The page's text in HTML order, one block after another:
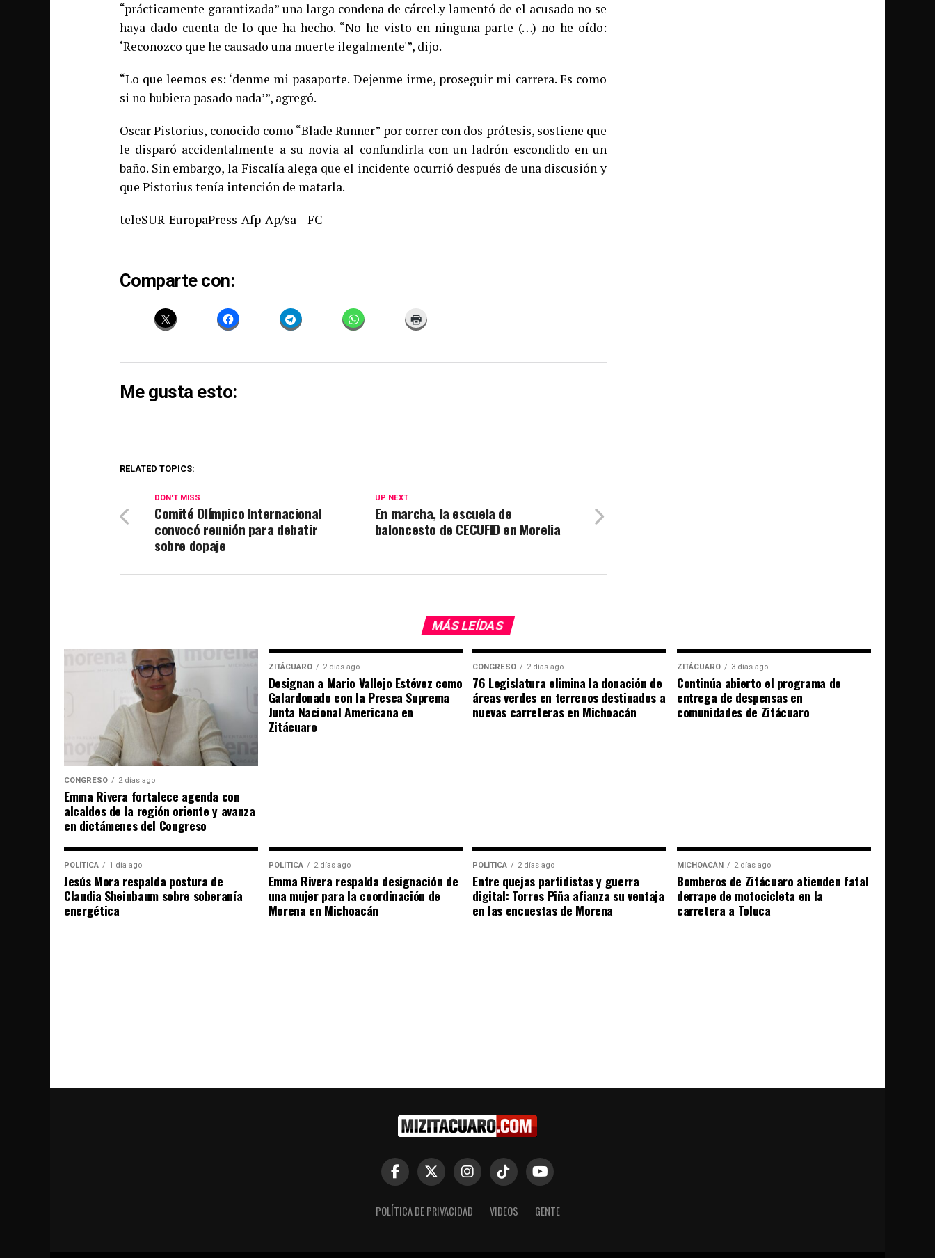
“prácticamente garantizada” una larga condena de cárcel.y lamentó de el acusado no se
haya dado cuenta de lo que ha hecho. “No he visto en ninguna parte (…) no he oído:
‘Reconozco que he causado una muerte ilegalmente'”, dijo.
“Lo que leemos es: ‘denme mi pasaporte. Dejenme irme, proseguir mi carrera. Es como
si no hubiera pasado nada’”, agregó.
Oscar Pistorius, conocido como “Blade Runner” por correr con dos prótesis, sostiene que
le disparó accidentalmente a su novia al confundirla con un ladrón escondido en un
baño. Sin embargo, la Fiscalía alega que el incidente ocurrió después de una discusión y
que Pistorius tenía intención de matarla.
teleSUR-EuropaPress-Afp-Ap/sa – FC
Comparte con:
Me gusta esto:
RELATED TOPICS:
UP NEXT
En marcha, la escuela de
baloncesto de CECUFID en Morelia
DON'T MISS
Comité Olímpico Internacional
convocó reunión para debatir
sobre dopaje
MÁS LEÍDAS
CONGRESO 2 días ago
Emma Rivera fortalece agenda con
alcaldes de la región oriente y avanza
en dictámenes del Congreso
ZITÁCUARO 2 días ago
Designan a Mario Vallejo Estévez como
Galardonado con la Presea Suprema
Junta Nacional Americana en
Zitácuaro
CONGRESO 2 días ago
76 Legislatura elimina la donación de
áreas verdes en terrenos destinados a
nuevas carreteras en Michoacán
ZITÁCUARO 3 días ago
Continúa abierto el programa de
entrega de despensas en
comunidades de Zitácuaro
POLÍTICA 1 día ago
Jesús Mora respalda postura de
Claudia Sheinbaum sobre soberanía
energética
POLÍTICA 2 días ago
Emma Rivera respalda designación de
una mujer para la coordinación de
Morena en Michoacán
POLÍTICA 2 días ago
Entre quejas partidistas y guerra
digital: Torres Piña afianza su ventaja
en las encuestas de Morena
MICHOACÁN 2 días ago
Bomberos de Zitácuaro atienden fatal
derrape de motocicleta en la
carretera a Toluca
POLÍTICA DE PRIVACIDAD VIDEOS GENTE